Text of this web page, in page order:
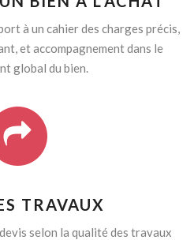
à un cahier des charges précis,
et accompagnement dans le
global du bien.
TRAVAUX
selon la qualité des travaux